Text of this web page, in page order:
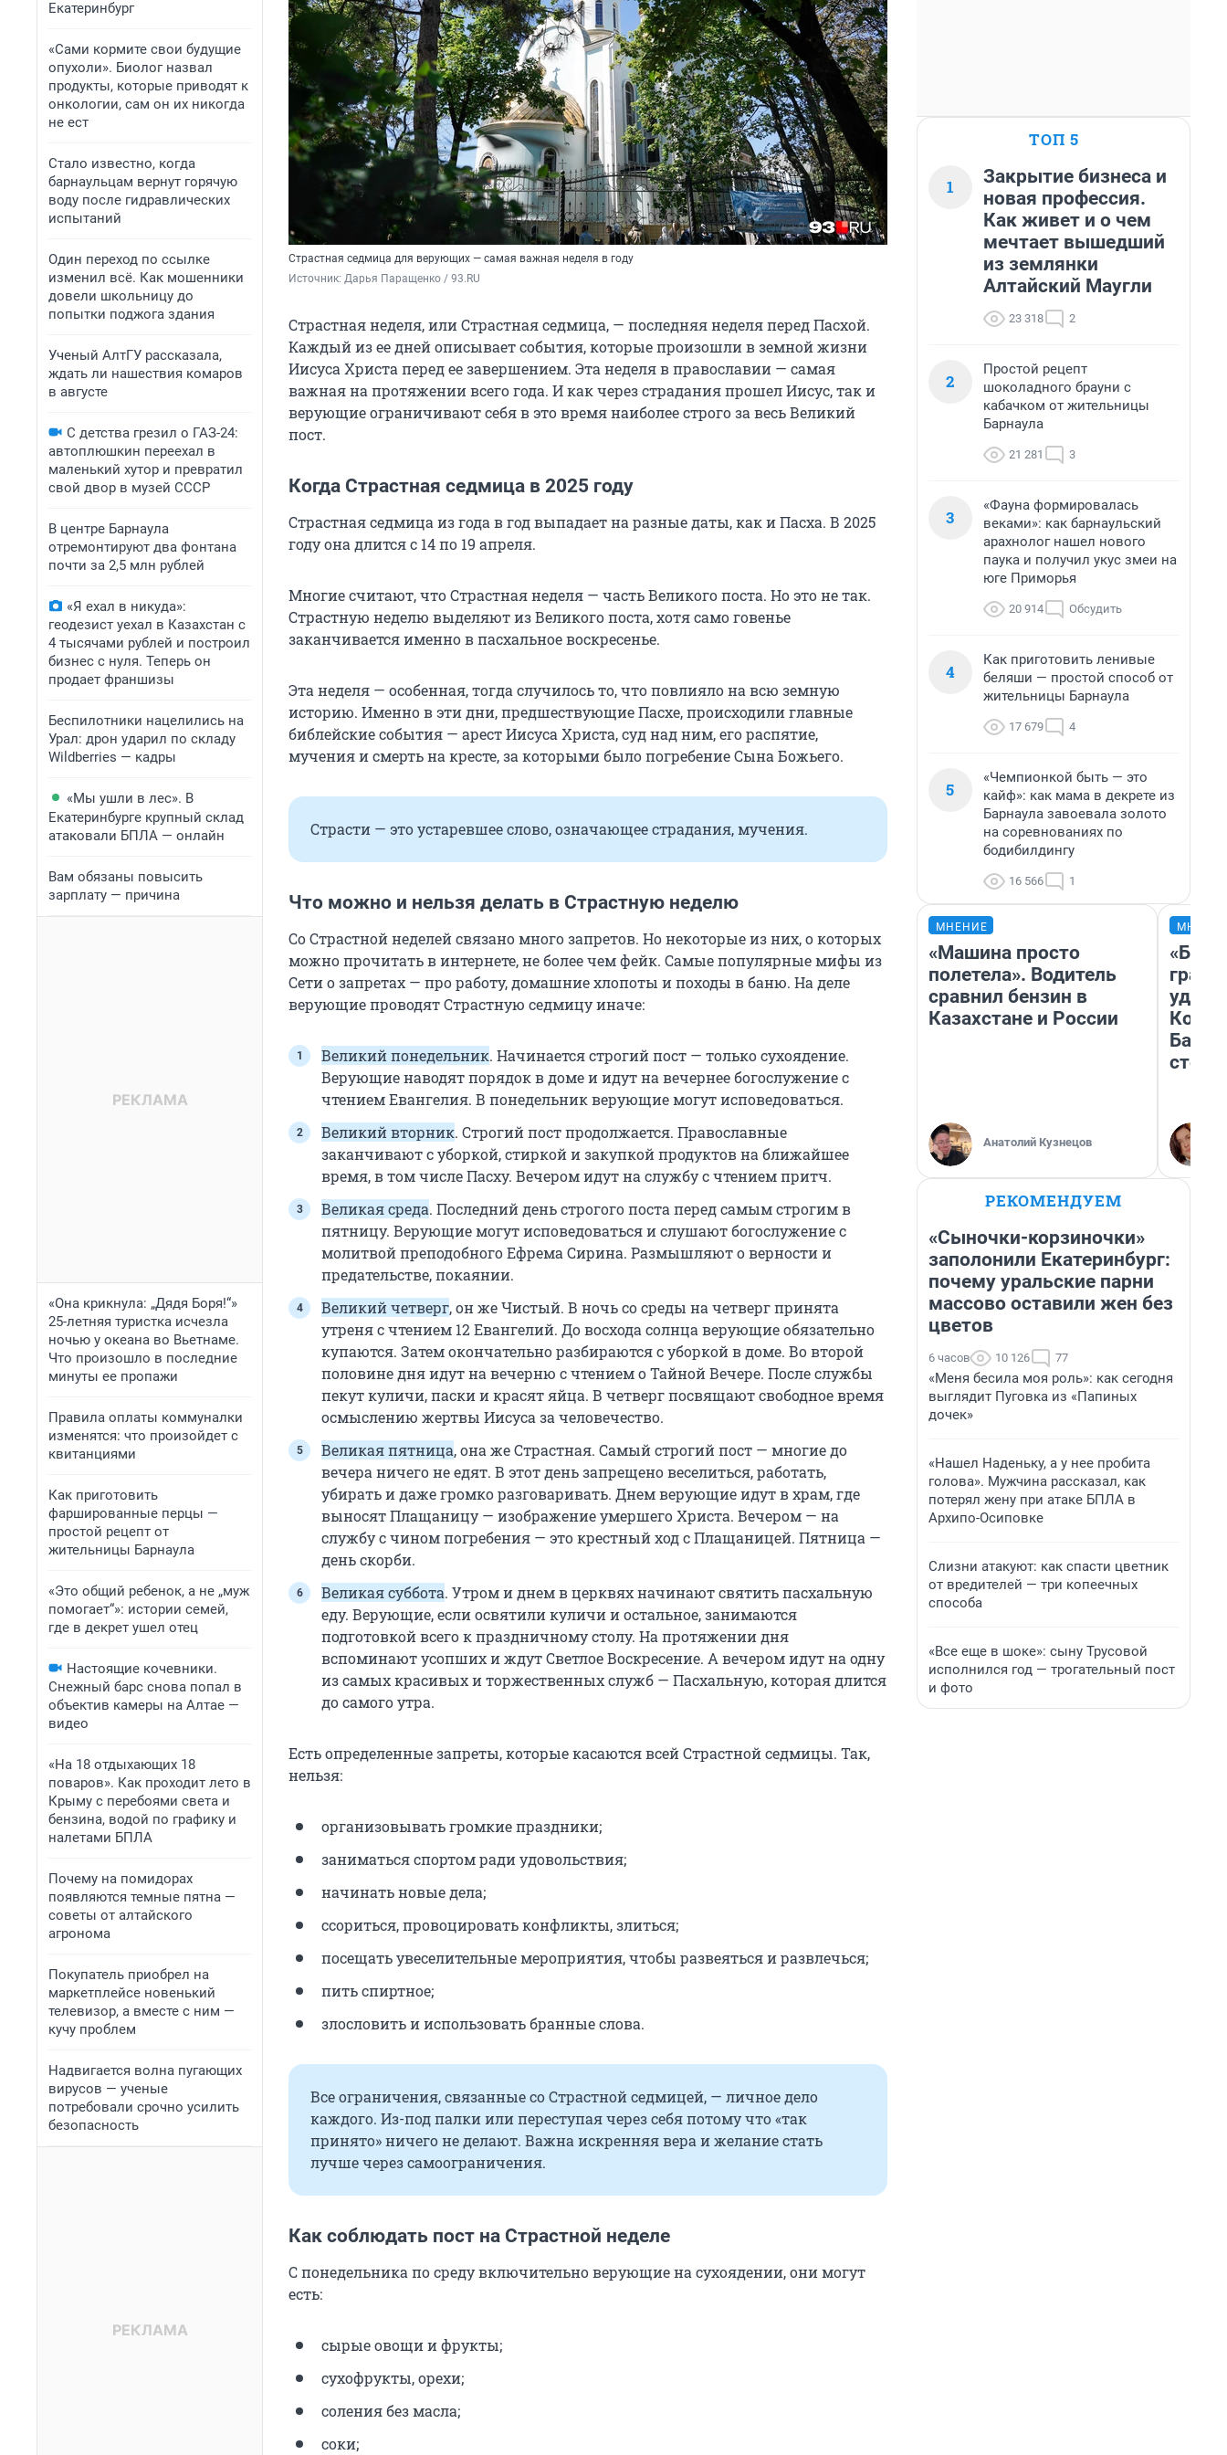
Екатеринбург
«Сами кормите свои будущие
опухоли». Биолог назвал
продукты, которые приводят к
онкологии, сам он их никогда
не ест
Стало известно, когда
барнаульцам вернут горячую
воду после гидравлических
испытаний
Один переход по ссылке
изменил всё. Как мошенники
довели школьницу до
попытки поджога здания
Ученый АлтГУ рассказала,
ждать ли нашествия комаров
в августе
С детства грезил о ГАЗ-24:
автоплюшкин переехал в
маленький хутор и превратил
свой двор в музей СССР
В центре Барнаула
отремонтируют два фонтана
почти за 2,5 млн рублей
«Я ехал в никуда»:
геодезист уехал в Казахстан с
4 тысячами рублей и построил
бизнес с нуля. Теперь он
продает франшизы
Беспилотники нацелились на
Урал: дрон ударил по складу
Wildberries — кадры
«Мы ушли в лес». В
Екатеринбурге крупный склад
атаковали БПЛА — онлайн
Вам обязаны повысить
зарплату — причина
«Она крикнула: „Дядя Боря!“»
25-летняя туристка исчезла
ночью у океана во Вьетнаме.
Что произошло в последние
минуты ее пропажи
Правила оплаты коммуналки
изменятся: что произойдет с
квитанциями
Как приготовить
фаршированные перцы —
простой рецепт от
жительницы Барнаула
«Это общий ребенок, а не „муж
помогает“»: истории семей,
где в декрет ушел отец
Настоящие кочевники.
Снежный барс снова попал в
объектив камеры на Алтае —
видео
«На 18 отдыхающих 18
поваров». Как проходит лето в
Крыму с перебоями света и
бензина, водой по графику и
налетами БПЛА
Почему на помидорах
появляются темные пятна —
советы от алтайского
агронома
Покупатель приобрел на
маркетплейсе новенький
телевизор, а вместе с ним —
кучу проблем
Надвигается волна пугающих
вирусов — ученые
потребовали срочно усилить
безопасность
Страстная седмица для верующих — самая важная неделя в году
Источник: Дарья Паращенко / 93.RU
Страстная неделя, или Страстная седмица, — последняя неделя перед Пасхой.
Каждый из ее дней описывает события, которые произошли в земной жизни
Иисуса Христа перед ее завершением. Эта неделя в православии — самая
важная на протяжении всего года. И как через страдания прошел Иисус, так и
верующие ограничивают себя в это время наиболее строго за весь Великий
пост.
Когда Страстная седмица в 2025 году
Страстная седмица из года в год выпадает на разные даты, как и Пасха. В 2025
году она длится с 14 по 19 апреля.
Многие считают, что Страстная неделя — часть Великого поста. Но это не так.
Страстную неделю выделяют из Великого поста, хотя само говенье
заканчивается именно в пасхальное воскресенье.
Эта неделя — особенная, тогда случилось то, что повлияло на всю земную
историю. Именно в эти дни, предшествующие Пасхе, происходили главные
библейские события — арест Иисуса Христа, суд над ним, его распятие,
мучения и смерть на кресте, за которыми было погребение Сына Божьего.
Страсти — это устаревшее слово, означающее страдания, мучения.
Что можно и нельзя делать в Страстную неделю
Со Страстной неделей связано много запретов. Но некоторые из них, о которых
можно прочитать в интернете, не более чем фейк. Самые популярные мифы из
Сети о запретах — про работу, домашние хлопоты и походы в баню. На деле
верующие проводят Страстную седмицу иначе:
Великий понедельник. Начинается строгий пост — только сухоядение.
Верующие наводят порядок в доме и идут на вечернее богослужение с
чтением Евангелия. В понедельник верующие могут исповедоваться.
Великий вторник. Строгий пост продолжается. Православные
заканчивают с уборкой, стиркой и закупкой продуктов на ближайшее
время, в том числе Пасху. Вечером идут на службу с чтением притч.
Великая среда. Последний день строгого поста перед самым строгим в
пятницу. Верующие могут исповедоваться и слушают богослужение с
молитвой преподобного Ефрема Сирина. Размышляют о верности и
предательстве, покаянии.
Великий четверг, он же Чистый. В ночь со среды на четверг принята
утреня с чтением 12 Евангелий. До восхода солнца верующие обязательно
купаются. Затем окончательно разбираются с уборкой в доме. Во второй
половине дня идут на вечерню с чтением о Тайной Вечере. После службы
пекут куличи, паски и красят яйца. В четверг посвящают свободное время
осмыслению жертвы Иисуса за человечество.
Великая пятница, она же Страстная. Самый строгий пост — многие до
вечера ничего не едят. В этот день запрещено веселиться, работать,
убирать и даже громко разговаривать. Днем верующие идут в храм, где
выносят Плащаницу — изображение умершего Христа. Вечером — на
службу с чином погребения — это крестный ход с Плащаницей. Пятница —
день скорби.
Великая суббота. Утром и днем в церквях начинают святить пасхальную
еду. Верующие, если освятили куличи и остальное, занимаются
подготовкой всего к праздничному столу. На протяжении дня
вспоминают усопших и ждут Светлое Воскресение. А вечером идут на одну
из самых красивых и торжественных служб — Пасхальную, которая длится
до самого утра.
Есть определенные запреты, которые касаются всей Страстной седмицы. Так,
нельзя:
организовывать громкие праздники;
заниматься спортом ради удовольствия;
начинать новые дела;
ссориться, провоцировать конфликты, злиться;
посещать увеселительные мероприятия, чтобы развеяться и развлечься;
пить спиртное;
злословить и использовать бранные слова.
Все ограничения, связанные со Страстной седмицей, — личное дело
каждого. Из-под палки или переступая через себя потому что «так
принято» ничего не делают. Важна искренняя вера и желание стать
лучше через самоограничения.
Как соблюдать пост на Страстной неделе
С понедельника по среду включительно верующие на сухоядении, они могут
есть:
сырые овощи и фрукты;
сухофрукты, орехи;
соления без масла;
соки;
ТОП 5
1
Закрытие бизнеса и
новая профессия.
Как живет и о чем
мечтает вышедший
из землянки
Алтайский Маугли
23 318 2
2
Простой рецепт
шоколадного брауни с
кабачком от жительницы
Барнаула
21 281 3
3
«Фауна формировалась
веками»: как барнаульский
арахнолог нашел нового
паука и получил укус змеи на
юге Приморья
20 914 Обсудить
4
Как приготовить ленивые
беляши — простой способ от
жительницы Барнаула
17 679 4
5
«Чемпионкой быть — это
кайф»: как мама в декрете из
Барнаула завоевала золото
на соревнованиях по
бодибилдингу
16 566 1
МНЕНИЕ
«Машина просто
полетела». Водитель
сравнил бензин в
Казахстане и России
Анатолий Кузнецов
РЕКОМЕНДУЕМ
«Сыночки-корзиночки»
заполонили Екатеринбург:
почему уральские парни
массово оставили жен без
цветов
6 часов 10 126 77
«Меня бесила моя роль»: как сегодня
выглядит Пуговка из «Папиных
дочек»
«Нашел Наденьку, а у нее пробита
голова». Мужчина рассказал, как
потерял жену при атаке БПЛА в
Архипо-Осиповке
Слизни атакуют: как спасти цветник
от вредителей — три копеечных
способа
«Все еще в шоке»: сыну Трусовой
исполнился год — трогательный пост
и фото